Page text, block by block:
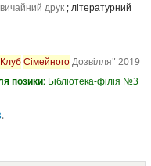
друк; літературний
КлубСімейногоДозвілля" 2019
позики: Бібліотека-філія №3
.